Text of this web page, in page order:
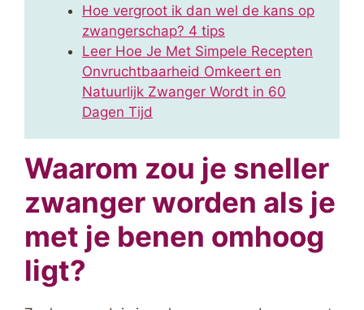
Hoe vergroot ik dan wel de kans op
zwangerschap? 4 tips
Leer Hoe Je Met Simpele Recepten
Onvruchtbaarheid Omkeert en
Natuurlijk Zwanger Wordt in 60
Dagen Tijd
Waarom zou je sneller
zwanger worden als je
met je benen omhoog
ligt?